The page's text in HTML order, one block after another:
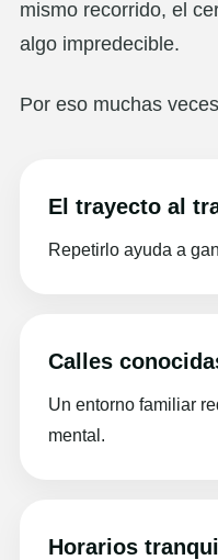
mismo recorrido, el
algo impredecible.
Por eso muchas
El trayecto al
Repetirlo ayuda a
Calles
Un entorno familiar
mental.
Horarios